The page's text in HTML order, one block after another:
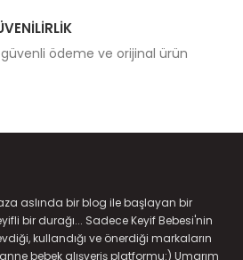
ödeme ve orijinal ürün
aslında bir blog ile başlayan bir
bir durağı... Sadece Keyif Bebesi'nin
kullandığı ve önerdiği markaların
bebek alışveriş platformu:) Umarım